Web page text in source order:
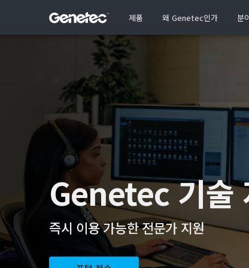
제품 왜 Genetec인가 분
Genetec 기술
즉시 이용 가능한 전문가 지원